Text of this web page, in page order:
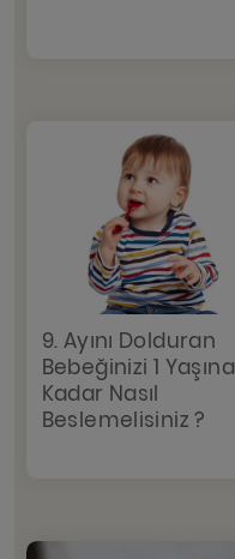
9. Ayını Dolduran
Bebeğinizi 1 Yaşına
Kadar Nasıl
Beslemelisiniz ?